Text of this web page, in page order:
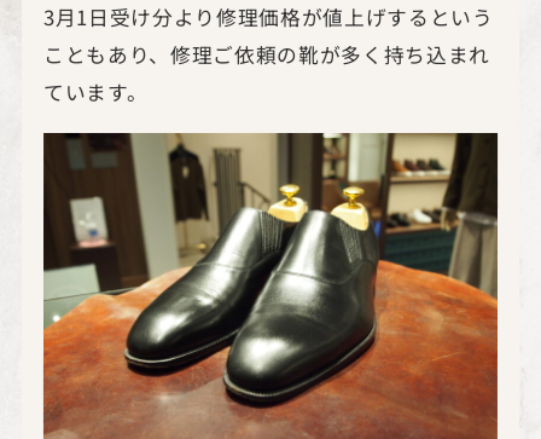
3月1日受け分より修理価格が値上げするという
こともあり、修理ご依頼の靴が多く持ち込まれ
ています。